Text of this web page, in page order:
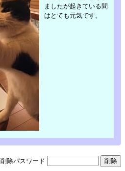
ましたが起きている間
はとても元気です。
削除パスワード